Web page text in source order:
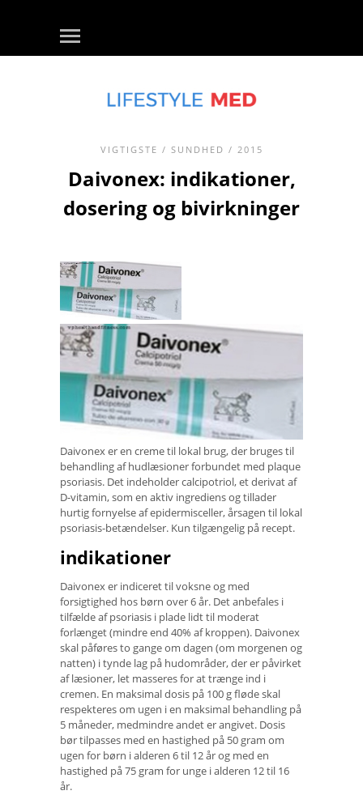
VIGTIGSTE / SUNDHED / 2015
Daivonex: indikationer,
dosering og bivirkninger
Daivonex er en creme til lokal brug, der bruges til
behandling af hudlæsioner forbundet med plaque
psoriasis. Det indeholder calcipotriol, et derivat af
D-vitamin, som en aktiv ingrediens og tillader
hurtig fornyelse af epidermisceller, årsagen til lokal
psoriasis-betændelser. Kun tilgængelig på recept.
indikationer
Daivonex er indiceret til voksne og med
forsigtighed hos børn over 6 år. Det anbefales i
tilfælde af psoriasis i plade lidt til moderat
forlænget (mindre end 40% af kroppen). Daivonex
skal påføres to gange om dagen (om morgenen og
natten) i tynde lag på hudområder, der er påvirket
af læsioner, let masseres for at trænge ind i
cremen. En maksimal dosis på 100 g fløde skal
respekteres om ugen i en maksimal behandling på
5 måneder, medmindre andet er angivet. Dosis
bør tilpasses med en hastighed på 50 gram om
ugen for børn i alderen 6 til 12 år og med en
hastighed på 75 gram for unge i alderen 12 til 16
år.